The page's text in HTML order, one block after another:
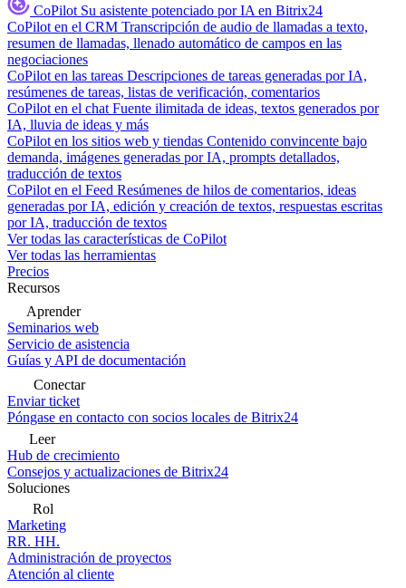
CoPilot Su asistente potenciado por IA en Bitrix24
CoPilot en el CRM Transcripción de audio de llamadas a texto,
resumen de llamadas, llenado automático de campos en las
negociaciones
CoPilot en las tareas Descripciones de tareas generadas por IA,
resúmenes de tareas, listas de verificación, comentarios
CoPilot en el chat Fuente ilimitada de ideas, textos generados por
IA, lluvia de ideas y más
CoPilot en los sitios web y tiendas Contenido convincente bajo
demanda, imágenes generadas por IA, prompts detallados,
traducción de textos
CoPilot en el Feed Resúmenes de hilos de comentarios, ideas
generadas por IA, edición y creación de textos, respuestas escritas
por IA, traducción de textos
Ver todas las características de CoPilot
Ver todas las herramientas
Precios
Recursos
Aprender
Seminarios web
Servicio de asistencia
Guías y API de documentación
Conectar
Enviar ticket
Póngase en contacto con socios locales de Bitrix24
Leer
Hub de crecimiento
Consejos y actualizaciones de Bitrix24
Soluciones
Rol
Marketing
RR. HH.
Administración de proyectos
Atención al cliente